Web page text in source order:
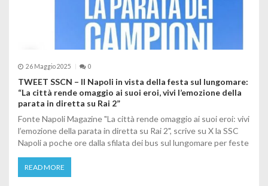
26 Maggio 2025 0
TWEET SSCN – Il Napoli in vista della festa sul lungomare:
“La città rende omaggio ai suoi eroi, vivi l’emozione della
parata in diretta su Rai 2”
Fonte Napoli Magazine "La città rende omaggio ai suoi eroi: vivi
l’emozione della parata in diretta su Rai 2", scrive su X la SSC
Napoli a poche ore dalla sfilata dei bus sul lungomare per feste
READ MORE